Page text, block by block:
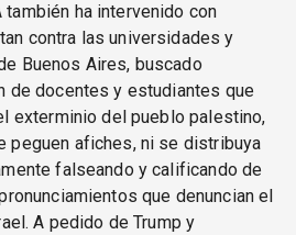
también ha intervenido con
contra las universidades y
Buenos Aires, buscado
de docentes y estudiantes que
exterminio del pueblo palestino,
peguen afiches, ni se distribuya
falseando y calificando de
que denuncian el
A pedido de Trump y